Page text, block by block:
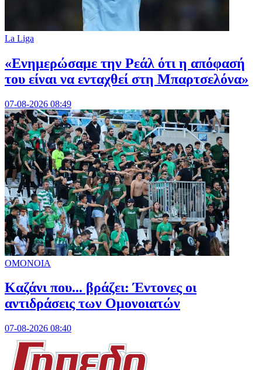
La Liga
«Ενημερώσαμε την Ρεάλ ότι η απόφασή
του είναι να ενταχθεί στη Μπαρτσελόνα»
07-08-2026 08:49
ΟΜΟΝΟΙΑ
Καζάνι που... βράζει: Έντονες οι
αντιδράσεις των Ομονοιατών
07-08-2026 08:40